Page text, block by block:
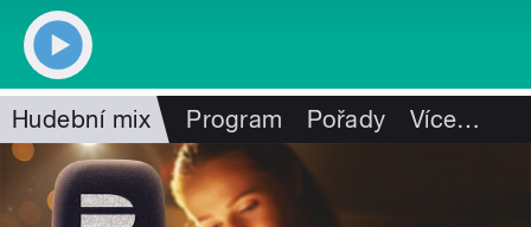
Hudební mix Program Pořady Více…